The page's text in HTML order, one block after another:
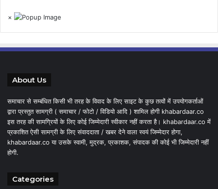
×
About Us
समाचार से सम्बंधित किसी भी तरह के विवाद के लिए साइट के कुछ तत्वों में उपयोगकर्ताओं
द्वारा प्रस्तुत सामग्री ( समाचार / फोटो / विडियो आदि ) शामिल होगी khabardaar.co
इस तरह की सामग्रियों के लिए कोई जिम्मेदारी स्वीकार नहीं करता है। khabardaar.co में
प्रकाशित ऐसी सामग्री के लिए संवाददाता / खबर देने वाला स्वयं जिम्मेदार होगा,
khabardaar.co या उसके स्वामी, मुद्रक, प्रकाशक, संपादक की कोई भी जिम्मेदारी नहीं
होगी.
Categories